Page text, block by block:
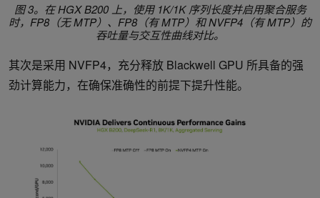
图 3。在 HGX B200 上，使用 1K/1K 序列长度并启用聚合服务
时，FP8（无 MTP）、FP8（有 MTP）和 NVFP4（有 MTP）的
吞吐量与交互性曲线对比。
其次是采用 NVFP4，充分释放 Blackwell GPU 所具备的强
劲计算能力，在确保准确性的前提下提升性能。